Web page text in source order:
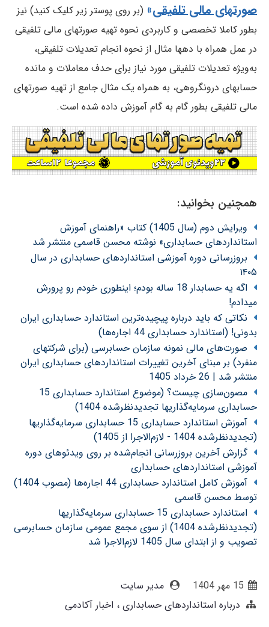
صورتهای مالی تلفیقی»(بر روی پوستر زیر کلیک کنید) نیز
بطور کاملا تخصصی و کاربردی نحوه تهیه صورتهای مالی تلفیقی
در عمل همراه با دهها مثال از نحوه انجام تعدیلات تلفیقی،
به‌ویژه تعدیلات تلفیقی مورد نیاز برای حدف معاملات و مانده
حسابهای درونگروهی، به همراه یک مثال جامع از تهیه صورتهای
مالی تلفیقی بطور گام به گام آموزش داده شده است.
همچنین بخوانید:
ویرایش دوم (سال 1405) کتاب «راهنمای آموزش
استانداردهای حسابداری» نوشته محسن قاسمی منتشر شد
بروزرسانی دوره آموزشی استانداردهای حسابداری در سال
۱۴۰۵
اگه یه حسابدار 18 ساله بودم؛ اینطوری خودم رو پرورش
میدادم!
نکاتی که باید درباره پیچیده‌ترین استاندارد حسابداری ایران
بدونی! (استاندارد حسابداری 44 اجاره‌ها)
صورت‌های مالی نمونه سازمان حسابرسی (برای شرکتهای
منفرد) بر مبنای آخرین تغییرات استانداردهای حسابداری ایران
منتشر شد | 26 خرداد 1405
مصون‌سازی چیست؟ (موضوع استاندارد حسابداری 15
حسابداری سرمایه‌گذاریها تجدیدنظرشده 1404)
آموزش استاندارد حسابداری 15 حسابداری سرمایه‌گذاریها
(تجدیدنظرشده 1404 - لازم‌الاجرا از 1405)
گزارش آخرین بروزرسانی انجام‌شده بر روی ویدئوهای دوره
آموزشی استانداردهای حسابداری
آموزش کامل استاندارد حسابداری 44 اجاره‌ها (مصوب 1404)
توسط محسن قاسمی
استاندارد حسابداری 15 حسابداری سرمایه‌گذاریها
(تجدیدنظرشده 1404) از سوی مجمع عمومی سازمان حسابرسی
تصویب و از ابتدای سال 1405 لازم‌الاجرا شد
15 مهر 1404
مدیر سایت
درباره استانداردهای حسابداری اخبار آکادمی